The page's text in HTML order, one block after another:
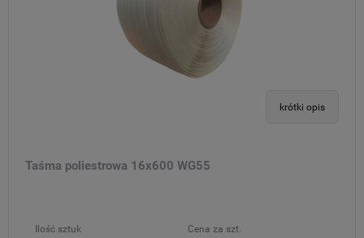
krótki opis
Taśma poliestrowa 16x600 WG55
Ilość sztuk Cena za szt.